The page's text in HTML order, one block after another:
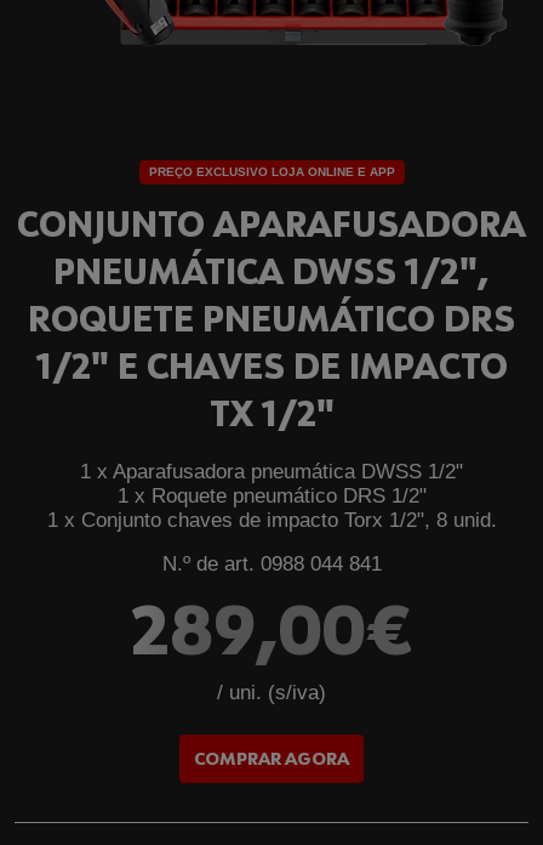
PREÇO EXCLUSIVO LOJA ONLINE E APP
CONJUNTO APARAFUSADORA
PNEUMÁTICA DWSS 1/2",
ROQUETE PNEUMÁTICO DRS
1/2" E CHAVES DE IMPACTO
TX 1/2"
1 x Aparafusadora pneumática DWSS 1/2"
1 x Roquete pneumático DRS 1/2"
1 x Conjunto chaves de impacto Torx 1/2", 8 unid.
N.º de art. 0988 044 841
289,00€
/ uni. (s/iva)
COMPRAR AGORA